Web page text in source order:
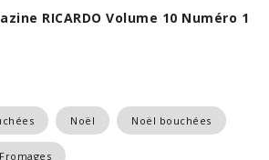
RICARDO Volume 10 Numéro 1
Noël Noël bouchées
Fromages